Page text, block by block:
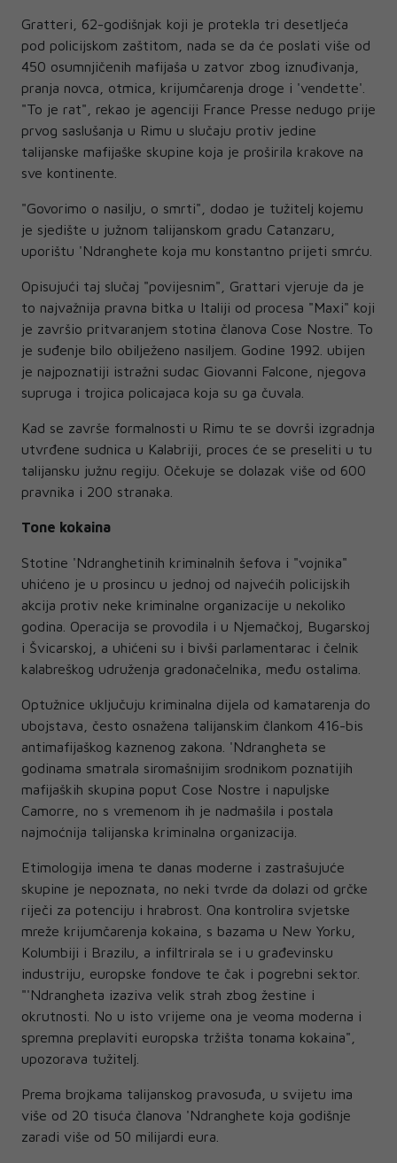
Gratteri, 62-godišnjak koji je protekla tri desetljeća
pod policijskom zaštitom, nada se da će poslati više od
450 osumnjičenih mafijaša u zatvor zbog iznuđivanja,
pranja novca, otmica, krijumčarenja droge i 'vendette'.
"To je rat", rekao je agenciji France Presse nedugo prije
prvog saslušanja u Rimu u slučaju protiv jedine
talijanske mafijaške skupine koja je proširila krakove na
sve kontinente.
"Govorimo o nasilju, o smrti", dodao je tužitelj kojemu
je sjedište u južnom talijanskom gradu Catanzaru,
uporištu 'Ndranghete koja mu konstantno prijeti smrću.
Opisujući taj slučaj "povijesnim", Grattari vjeruje da je
to najvažnija pravna bitka u Italiji od procesa "Maxi" koji
je završio pritvaranjem stotina članova Cose Nostre. To
je suđenje bilo obilježeno nasiljem. Godine 1992. ubijen
je najpoznatiji istražni sudac Giovanni Falcone, njegova
supruga i trojica policajaca koja su ga čuvala.
Kad se završe formalnosti u Rimu te se dovrši izgradnja
utvrđene sudnica u Kalabriji, proces će se preseliti u tu
talijansku južnu regiju. Očekuje se dolazak više od 600
pravnika i 200 stranaka.
Tone kokaina
Stotine 'Ndranghetinih kriminalnih šefova i "vojnika"
uhićeno je u prosincu u jednoj od najvećih policijskih
akcija protiv neke kriminalne organizacije u nekoliko
godina. Operacija se provodila i u Njemačkoj, Bugarskoj
i Švicarskoj, a uhićeni su i bivši parlamentarac i čelnik
kalabreškog udruženja gradonačelnika, među ostalima.
Optužnice uključuju kriminalna dijela od kamatarenja do
ubojstava, često osnažena talijanskim člankom 416-bis
antimafijaškog kaznenog zakona. 'Ndrangheta se
godinama smatrala siromašnijim srodnikom poznatijih
mafijaških skupina poput Cose Nostre i napuljske
Camorre, no s vremenom ih je nadmašila i postala
najmoćnija talijanska kriminalna organizacija.
Etimologija imena te danas moderne i zastrašujuće
skupine je nepoznata, no neki tvrde da dolazi od grčke
riječi za potenciju i hrabrost. Ona kontrolira svjetske
mreže krijumčarenja kokaina, s bazama u New Yorku,
Kolumbiji i Brazilu, a infiltrirala se i u građevinsku
industriju, europske fondove te čak i pogrebni sektor.
"'Ndrangheta izaziva velik strah zbog žestine i
okrutnosti. No u isto vrijeme ona je veoma moderna i
spremna preplaviti europska tržišta tonama kokaina",
upozorava tužitelj.
Prema brojkama talijanskog pravosuđa, u svijetu ima
više od 20 tisuća članova 'Ndranghete koja godišnje
zaradi više od 50 milijardi eura.